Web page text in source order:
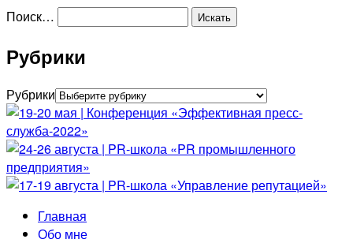
Поиск…
Рубрики
Рубрики
Главная
Обо мне